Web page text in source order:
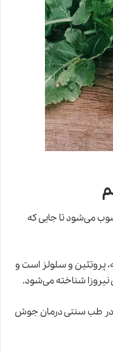
می‌شود تا جایی که
پروتئین و سلولز است و
شناخته می‌شود.
طب سنتیدرمان جوش